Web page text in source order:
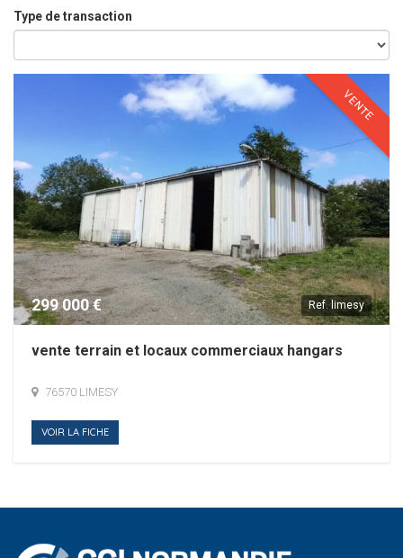
Type de transaction
VENTE
299 000 € Ref. limesy
vente terrain et locaux commerciaux hangars
76570 LIMESY
VOIR LA FICHE